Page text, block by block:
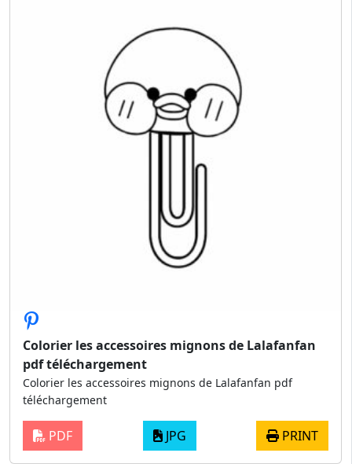
Colorier les accessoires mignons de Lalafanfan
pdf téléchargement
Colorier les accessoires mignons de Lalafanfan pdf
téléchargement
PDF JPG PRINT